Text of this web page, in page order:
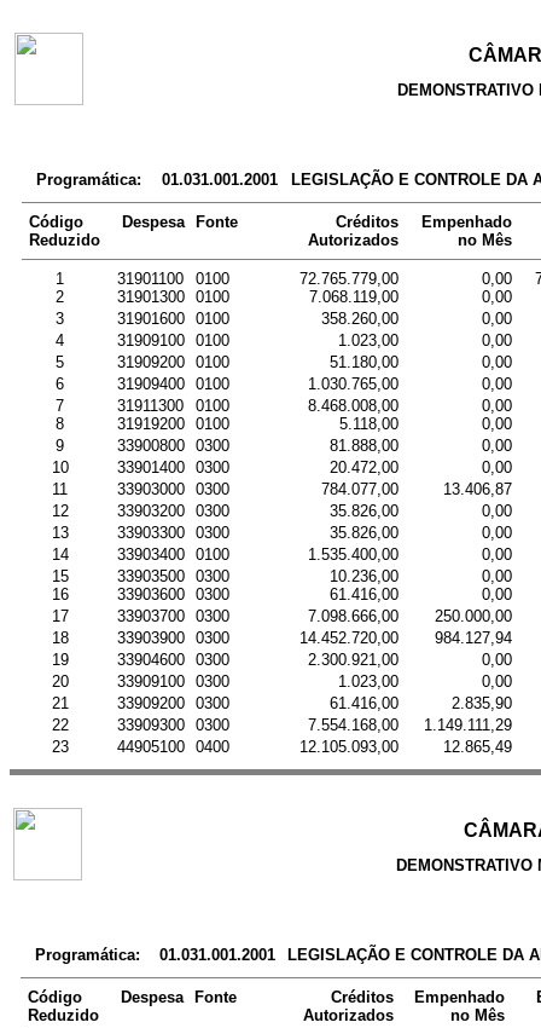
Programática: 01.031.001.2001 LEGISLAÇÃO E CONTROLE DA
Código
Reduzido
Despesa Fonte
Créditos
Autorizados
Empenhado
no Mês
1 31901100 0100 72.765.779,00 0,00
2
31901300 0100 7.068.119,00
0,00
3
31901600 0100 358.260,00
0,00
4
31909100 0100 1.023,00
0,00
5
31909200 0100 51.180,00
0,00
6
31909400 0100 1.030.765,00
0,00
7
31911300 0100 8.468.008,00
0,00
8
31919200 0100 5.118,00
0,00
9
33900800 0300 81.888,00
0,00
10
33901400 0300 20.472,00
0,00
11
33903000 0300 784.077,00
13.406,87
12
33903200 0300 35.826,00
0,00
13
33903300 0300 35.826,00
0,00
14
33903400 0100 1.535.400,00
0,00
15
33903500 0300 10.236,00
0,00
16
33903600 0300 61.416,00
0,00
17
33903700 0300 7.098.666,00
250.000,00
18
33903900 0300 14.452.720,00
984.127,94
19
33904600 0300 2.300.921,00
0,00
20
33909100 0300 1.023,00
0,00
21
33909200 0300 61.416,00
2.835,90
22
33909300 0300 7.554.168,00
1.149.111,29
23
44905100 0400 12.105.093,00 12.865,49
Programática: 01.031.001.2001 LEGISLAÇÃO E CONTROLE DA
Código
Reduzido
Despesa Fonte
Créditos
Autorizados
Empenhado
no Mês